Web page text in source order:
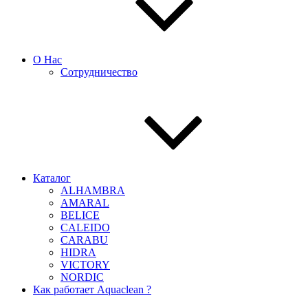
О Нас
Сотрудничество
Каталог
ALHAMBRA
AMARAL
BELICE
CALEIDO
CARABU
HIDRA
VICTORY
NORDIC
Как работает Aquaclean ?